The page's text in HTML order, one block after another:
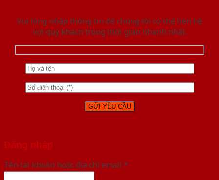
Vui lòng nhập thông tin để chúng tôi có thể liên hệ
với quý khách trong thời gian nhanh nhất.
Đăng nhập
Tên tài khoản hoặc địa chỉ email *